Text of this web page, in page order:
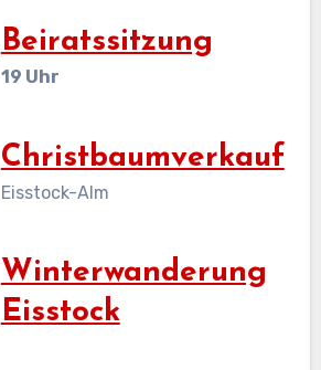
Beiratssitzung
19 Uhr
Christbaumverkauf
Eisstock-Alm
Winterwanderung
Eisstock